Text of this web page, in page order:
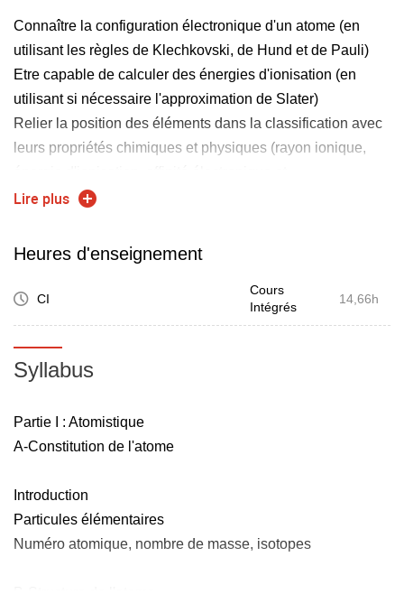
Connaître la configuration électronique d'un atome (en
utilisant les règles de Klechkovski, de Hund et de Pauli)
Etre capable de calculer des énergies d'ionisation (en
utilisant si nécessaire l'approximation de Slater)
Relier la position des éléments dans la classification avec
leurs propriétés chimiques et physiques (rayon ionique,
électronégativité)
molécules diatomiques.
Lire plus
Heures d'enseignement
CI
Cours
Intégrés
14,66h
Syllabus
Partie I : Atomistique
A-Constitution de l'atome
Introduction
Particules élémentaires
Numéro atomique, nombre de masse, isotopes